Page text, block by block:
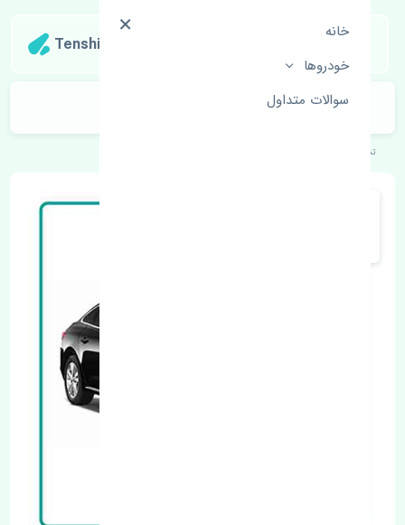
خانه
خودروها
سوالات متداول
Tenshipart
گلگیر جلو راست رنو تالیسمان اصلی
تنشی‌پارت